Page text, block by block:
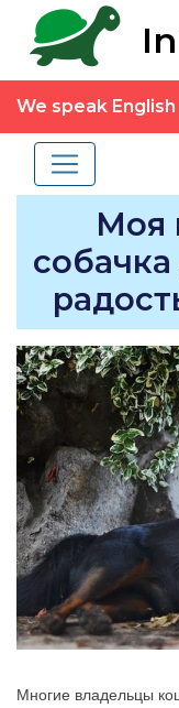
We speak English
Моя
Многие владельцы